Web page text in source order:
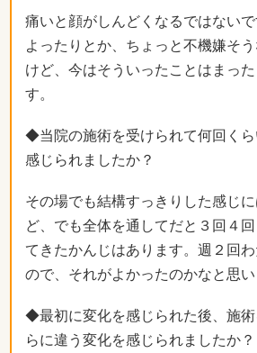
痛いと顔がしんどくなるではない
よったりとか、ちょっと不機嫌そ
けど、今はそういったことはまっ
す。
◆当院の施術を受けられて何回く
感じられましたか？
その場でも結構すっきりした感じ
ど、でも全体を通してだと３回４
てきたかんじはあります。週２回
ので、それがよかったのかなと思い
◆最初に変化を感じられた後、施術
らに違う変化を感じられましたか？